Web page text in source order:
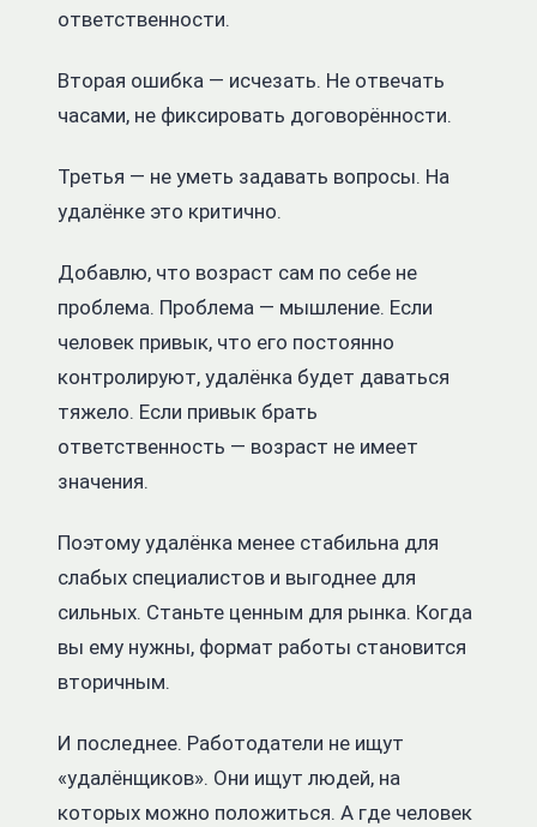
ответственности.
Вторая ошибка — исчезать. Не отвечать
часами, не фиксировать договорённости.
Третья — не уметь задавать вопросы. На
удалёнке это критично.
Добавлю, что возраст сам по себе не
проблема. Проблема — мышление. Если
человек привык, что его постоянно
контролируют, удалёнка будет даваться
тяжело. Если привык брать
ответственность — возраст не имеет
значения.
Поэтому удалёнка менее стабильна для
слабых специалистов и выгоднее для
сильных. Станьте ценным для рынка. Когда
вы ему нужны, формат работы становится
вторичным.
И последнее. Работодатели не ищут
«удалёнщиков». Они ищут людей, на
которых можно положиться. А где человек